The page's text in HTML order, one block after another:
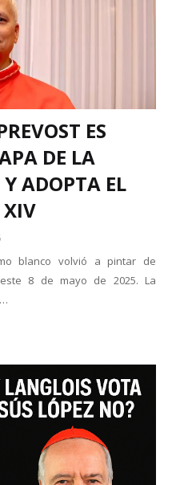
ES
DE LA
ADOPTA EL
XIV
blanco volvió a pintar de
8 de mayo de 2025. La